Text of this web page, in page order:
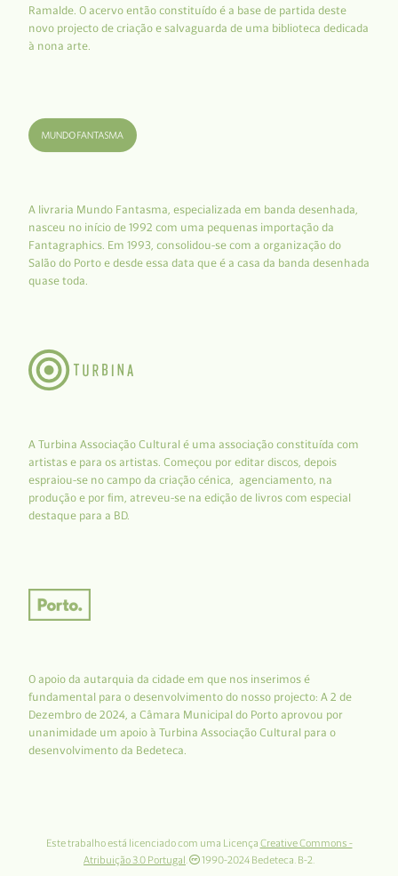
Ramalde. O acervo então constituído é a base de partida deste
novo projecto de criação e salvaguarda de uma biblioteca dedicada
à nona arte.
A livraria Mundo Fantasma, especializada em banda desenhada,
nasceu no início de 1992 com uma pequenas importação da
Fantagraphics. Em 1993, consolidou-se com a organização do
Salão do Porto e desde essa data que é a casa da banda desenhada
quase toda.
A Turbina Associação Cultural é uma associação constituída com
artistas e para os artistas. Começou por editar discos, depois
espraiou-se no campo da criação cénica, agenciamento, na
produção e por fim, atreveu-se na edição de livros com especial
destaque para a BD.
O apoio da autarquia da cidade em que nos inserimos é
fundamental para o desenvolvimento do nosso projecto: A 2 de
Dezembro de 2024, a Câmara Municipal do Porto aprovou por
unanimidade um apoio à Turbina Associação Cultural para o
desenvolvimento da Bedeteca.
Este trabalho está licenciado com uma Licença Creative Commons -
Atribuição 3.0 Portugal
1990-2024 Bedeteca. B-2.